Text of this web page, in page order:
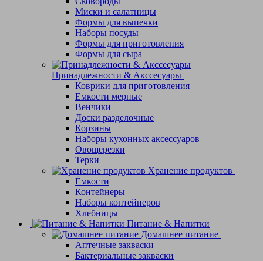
Миски и салатницы
Формы для выпечки
Наборы посуды
Формы для приготовления
Формы для сыра
Принадлежности & Акссесуары
Коврики для приготовления
Емкости мерные
Венчики
Доски разделочные
Корзины
Наборы кухонных аксессуаров
Овощерезки
Терки
Хранение продуктов
Ёмкости
Контейнеры
Наборы контейнеров
Хлебницы
Питание & Напитки
Домашнее питание
Аптечные закваски
Бактериальные закваски